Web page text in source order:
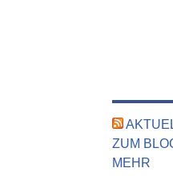
ZUM
MEHR